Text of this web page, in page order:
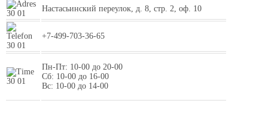
Настасьинский переулок, д. 8, стр. 2, оф. 10
+7-499-703-36-65
Пн-Пт: 10-00 до 20-00
Сб: 10-00 до 16-00
Вс: 10-00 до 14-00